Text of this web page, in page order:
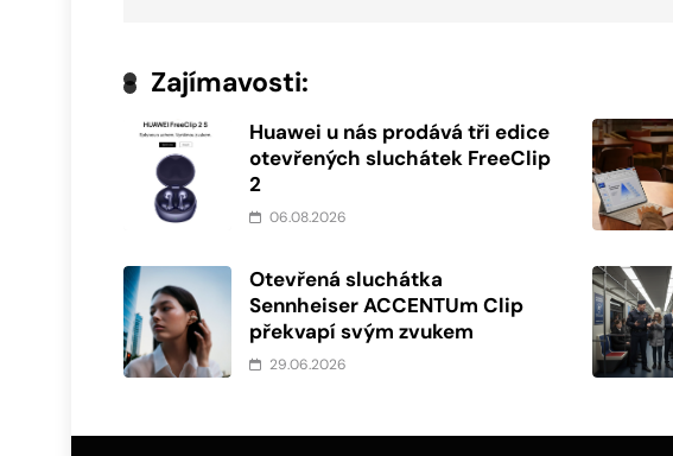
Zajímavosti:
Huawei u nás prodává tři edice
otevřených sluchátek FreeClip
2
06.08.2026
Otevřená sluchátka
Sennheiser ACCENTUm Clip
překvapí svým zvukem
29.06.2026